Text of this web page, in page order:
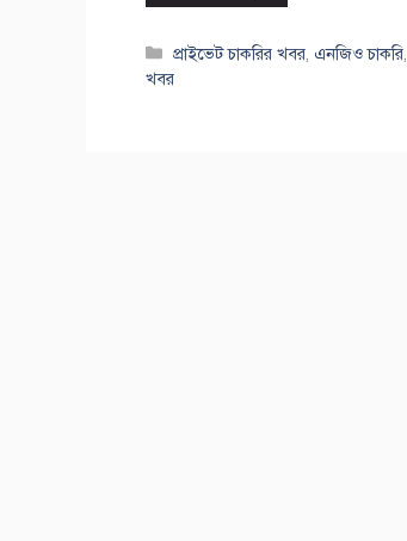
Categories
প্রাইভেট চাকরির খবর, এনজিও চাকরি,
খবর